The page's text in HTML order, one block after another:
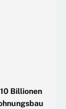
Billionen